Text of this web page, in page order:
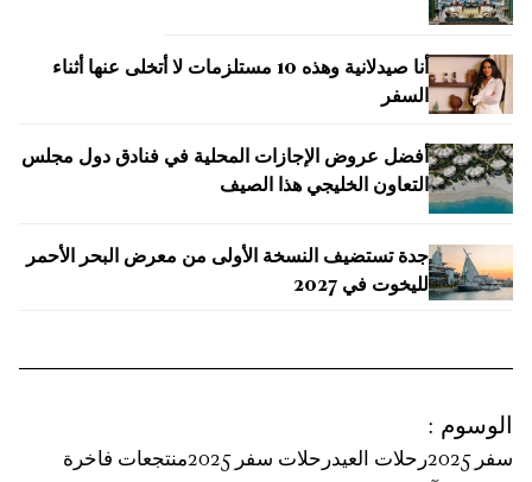
أنا صيدلانية وهذه 10 مستلزمات لا أتخلى عنها أثناء
السفر
أفضل عروض الإجازات المحلية في فنادق دول مجلس
التعاون الخليجي هذا الصيف
جدة تستضيف النسخة الأولى من معرض البحر الأحمر
لليخوت في 2027
الوسوم :
سفر 2025 رحلات العيدرحلات سفر 2025
منتجعات فاخرة